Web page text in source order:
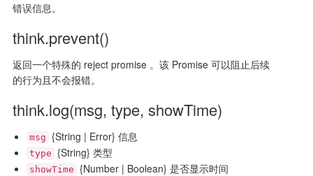
错误信息。
think.prevent()
返回一个特殊的 reject promise 。该 Promise 可以阻止后续
的行为且不会报错。
think.log(msg, type, showTime)
msg {String | Error} 信息
type {String} 类型
showTime {Number | Boolean} 是否显示时间